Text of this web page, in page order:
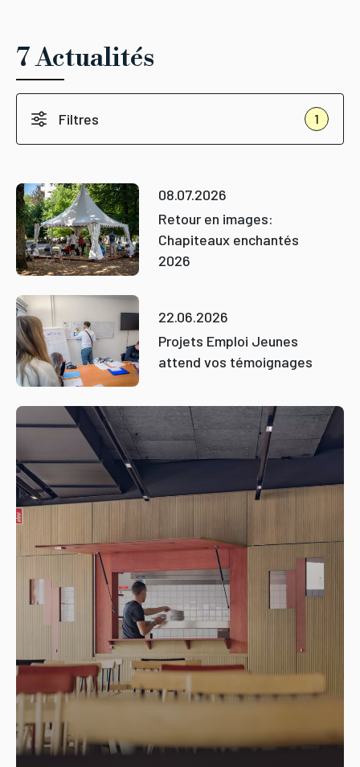
7 Actualités
Filtres 1
08.07.2026
Retour en images:
Chapiteaux enchantés
2026
22.06.2026
Projets Emploi Jeunes
attend vos témoignages